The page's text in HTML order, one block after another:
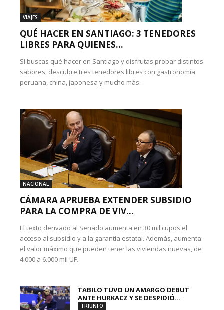
VIAJES
QUÉ HACER EN SANTIAGO: 3 TENEDORES
LIBRES PARA QUIENES...
Si buscas qué hacer en Santiago y disfrutas probar distintos
sabores, descubre tres tenedores libres con gastronomía
peruana, china, japonesa y mucho más.
NACIONAL
CÁMARA APRUEBA EXTENDER SUBSIDIO
PARA LA COMPRA DE VIV...
El texto derivado al Senado aumenta en 30 mil cupos el
acceso al subsidio y a la garantía estatal. Además, aumenta
el valor máximo que pueden tener las viviendas nuevas, de
4.000 a 6.000 mil UF.
TABILO TUVO UN AMARGO DEBUT
ANTE HURKACZ Y SE DESPIDIÓ...
TRIUNFO